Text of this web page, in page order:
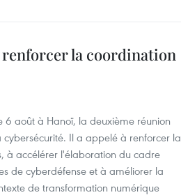
la coordination
6 août à Hanoï, la deuxième réunion
Il a appelé à renforcer la
à accélérer l'élaboration du cadre
de cyberdéfense et à améliorer la
de transformation numérique